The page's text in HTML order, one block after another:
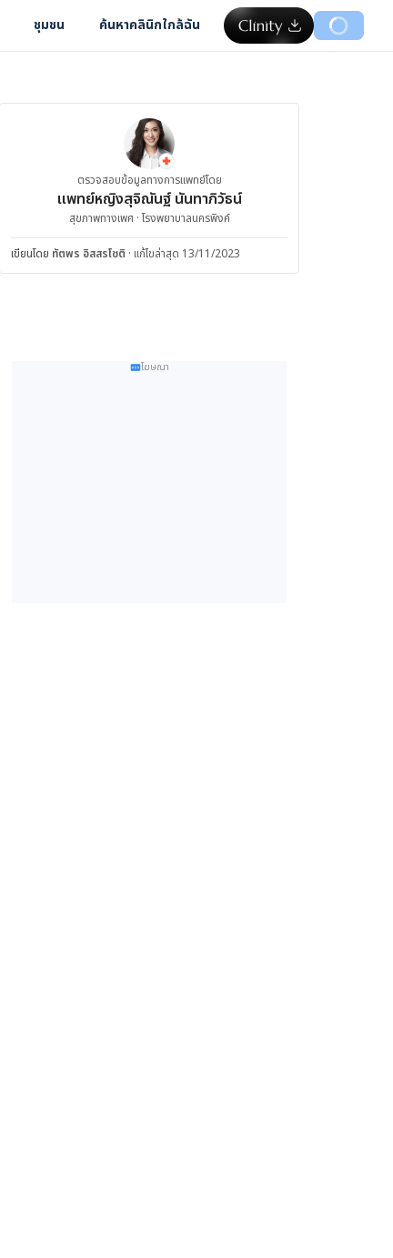
ชุมชน ค้นหาคลินิกใกล้ฉัน
ตรวจสอบข้อมูลทางการแพทย์โดย
แพทย์หญิงสุจิณันฐ์ นันทาภิวัธน์
สุขภาพทางเพศ · โรงพยาบาลนครพิงค์
เขียนโดย ทัตพร อิสสรโชติ · แก้ไขล่าสุด 13/11/2023
โฆษณา